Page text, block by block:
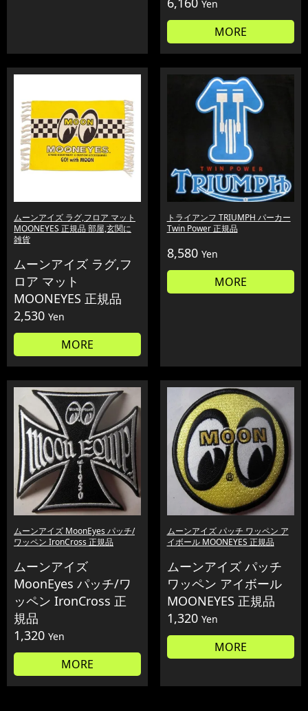
Yen
MORE
ムーンアイズ ラグ,フロア マット
MOONEYES 正規品 部屋,玄関に
雑貨
ムーンアイズ ラグ,フ
ロア マット
MOONEYES 正規品
2,530 Yen
MORE
トライアンフ TRIUMPH パーカー
Twin Power 正規品
8,580 Yen
MORE
ムーンアイズ MoonEyes パッチ/
ワッペン IronCross 正規品
ムーンアイズ
MoonEyes パッチ/ワ
ッペン IronCross 正
規品
1,320 Yen
MORE
ムーンアイズ パッチ ワッペン ア
イボール MOONEYES 正規品
ムーンアイズ パッチ
ワッペン アイボール
MOONEYES 正規品
1,320 Yen
MORE